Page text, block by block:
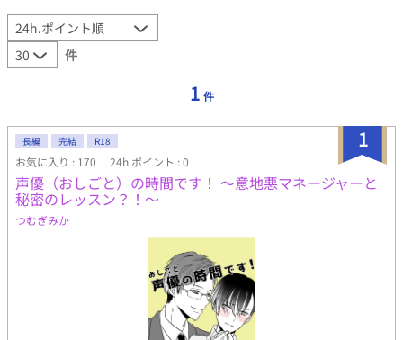
件
1 件
1
長編 完結 R18
お気に入り : 170 24h.ポイント : 0
声優（おしごと）の時間です！ 〜意地悪マネージャーと
秘密のレッスン？！〜
つむぎみか